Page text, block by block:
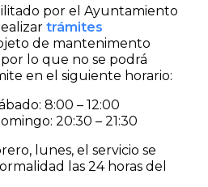
por el Ayuntamiento
trámites
de mantenimento
lo que no se podrá
en el siguiente horario:
8:00 – 12:00
20:30 – 21:30
lunes, el servicio se
las 24 horas del